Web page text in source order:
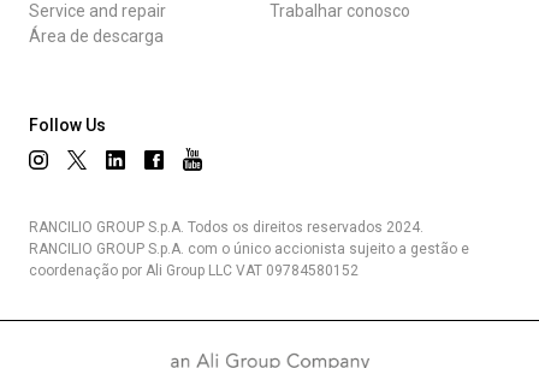
Service and repair
Área de descarga
Trabalhar conosco
Follow Us
RANCILIO GROUP S.p.A. Todos os direitos reservados 2024.
RANCILIO GROUP S.p.A. com o único accionista sujeito a gestão e
coordenação por Ali Group LLC VAT 09784580152